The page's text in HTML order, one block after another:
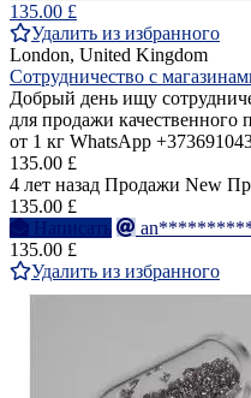
135.00 £
Удалить из избранного
London, United Kingdom
Сотрудничество с
Добрый день ищу
для продажи
от 1 кг WhatsApp
135.00 £
4 лет назад Продажи New
135.00 £
Написать
135.00 £
Удалить из избранного